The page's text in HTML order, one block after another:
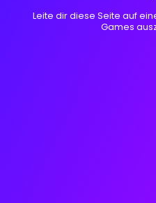
Leite dir diese Seite auf
Games